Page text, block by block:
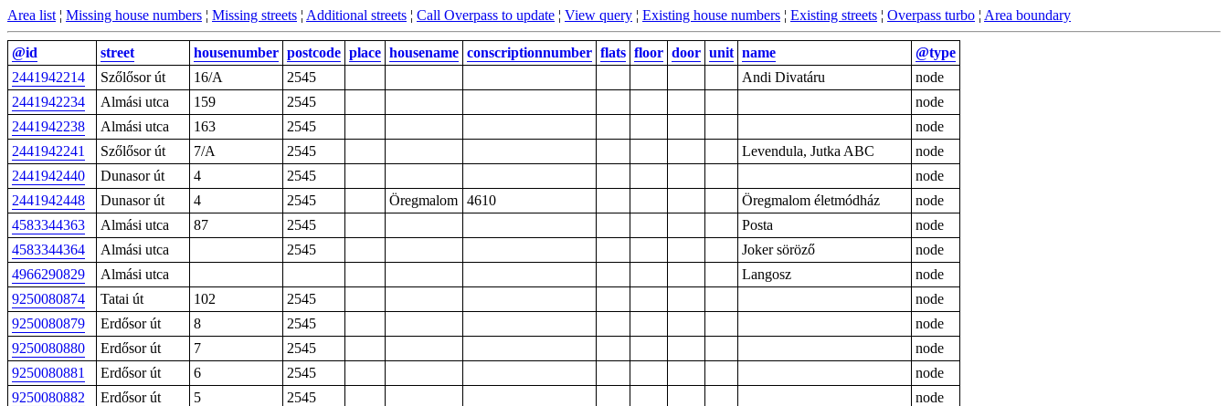
Area list ¦ Missing house numbers ¦ Missing streets ¦ Additional streets ¦ Call Overpass to update ¦ View query ¦ Existing house numbers ¦ Existing streets ¦ Overpass turbo ¦ Area boundary
@id street housenumber postcode place housename conscriptionnumber flats floor door unit name
@type
2441942214
Szőlősor út 16/A 2545 Andi Divatáru
node
2441942234
Almási utca 159 2545
node
2441942238
Almási utca 163 2545
node
2441942241
Szőlősor út 7/A 2545 Levendula, Jutka ABC
node
2441942440
Dunasor út 4 2545
node
2441942448
Dunasor út 4 2545 Öregmalom 4610 Öregmalom életmódház
node
4583344363
Almási utca 87 2545 Posta
node
4583344364
Almási utca 2545 Joker söröző
node
4966290829
Almási utca Langosz
node
9250080874
Tatai út 102 2545
node
9250080879
Erdősor út 8 2545
node
9250080880
Erdősor út 7 2545
node
9250080881
Erdősor út 6 2545
node
9250080882
Erdősor út 5 2545
node